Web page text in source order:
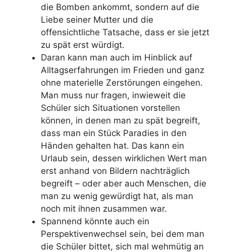
die Bomben ankommt, sondern auf die
Liebe seiner Mutter und die
offensichtliche Tatsache, dass er sie jetzt
zu spät erst würdigt.
Daran kann man auch im Hinblick auf
Alltagserfahrungen im Frieden und ganz
ohne materielle Zerstörungen eingehen.
Man muss nur fragen, inwieweit die
Schüler sich Situationen vorstellen
können, in denen man zu spät begreift,
dass man ein Stück Paradies in den
Händen gehalten hat. Das kann ein
Urlaub sein, dessen wirklichen Wert man
erst anhand von Bildern nachträglich
begreift – oder aber auch Menschen, die
man zu wenig gewürdigt hat, als man
noch mit ihnen zusammen war.
Spannend könnte auch ein
Perspektivenwechsel sein, bei dem man
die Schüler bittet, sich mal wehmütig an